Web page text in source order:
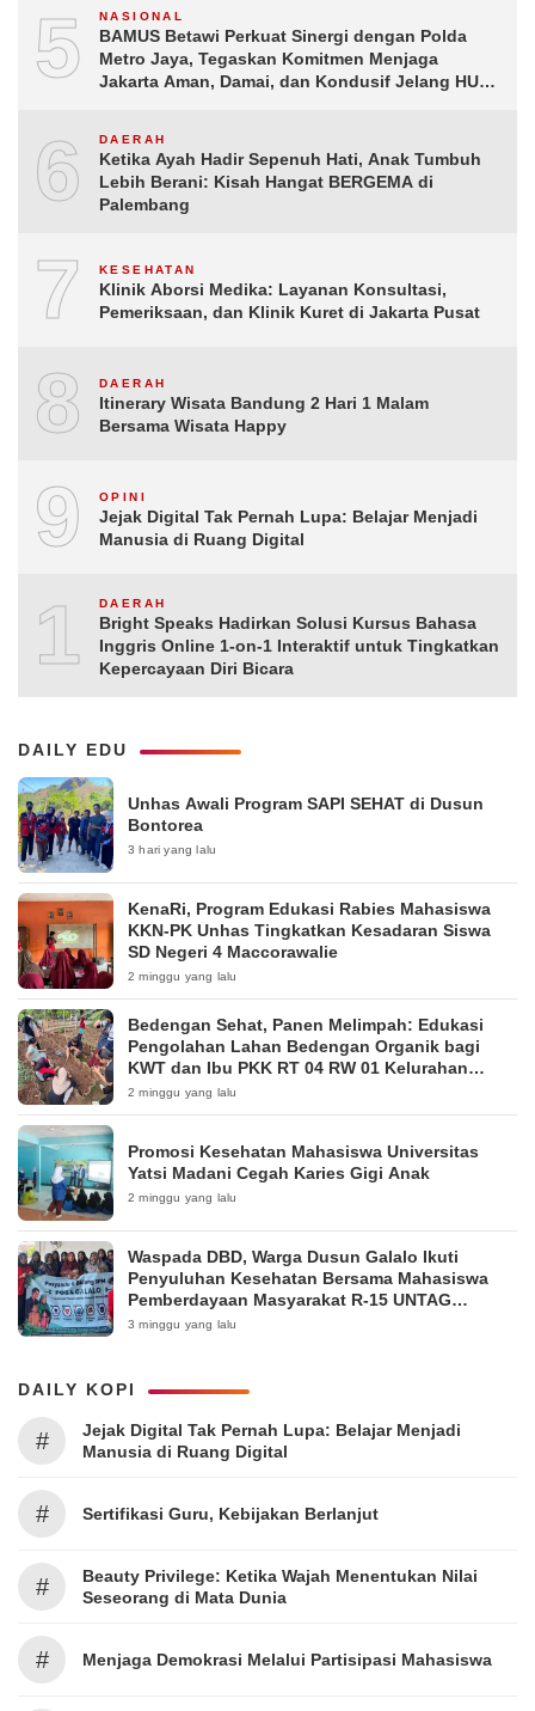
5 NASIONAL
BAMUS Betawi Perkuat Sinergi dengan Polda
Metro Jaya, Tegaskan Komitmen Menjaga
Jakarta Aman, Damai, dan Kondusif Jelang HUT
6 DAERAH
Ketika Ayah Hadir Sepenuh Hati, Anak Tumbuh
Lebih Berani: Kisah Hangat BERGEMA di
Palembang
7 KESEHATAN
Klinik Aborsi Medika: Layanan Konsultasi,
Pemeriksaan, dan Klinik Kuret di Jakarta Pusat
8 DAERAH
Itinerary Wisata Bandung 2 Hari 1 Malam
Bersama Wisata Happy
9 OPINI
Jejak Digital Tak Pernah Lupa: Belajar Menjadi
Manusia di Ruang Digital
10DAERAH
Bright Speaks Hadirkan Solusi Kursus Bahasa
Inggris Online 1-on-1 Interaktif untuk Tingkatkan
Kepercayaan Diri Bicara
DAILY EDU
Unhas Awali Program SAPI SEHAT di Dusun
Bontorea
3 hari yang lalu
KenaRi, Program Edukasi Rabies Mahasiswa
KKN-PK Unhas Tingkatkan Kesadaran Siswa
SD Negeri 4 Maccorawalie
2 minggu yang lalu
Bedengan Sehat, Panen Melimpah: Edukasi
Pengolahan Lahan Bedengan Organik bagi
KWT dan Ibu PKK RT 04 RW 01 Kelurahan
Pakintelan
2 minggu yang lalu
Promosi Kesehatan Mahasiswa Universitas
Yatsi Madani Cegah Karies Gigi Anak
2 minggu yang lalu
Waspada DBD, Warga Dusun Galalo Ikuti
Penyuluhan Kesehatan Bersama Mahasiswa
Pemberdayaan Masyarakat R-15 UNTAG
Surabaya 2026
3 minggu yang lalu
DAILY KOPI
#
Jejak Digital Tak Pernah Lupa: Belajar Menjadi
Manusia di Ruang Digital
# Sertifikasi Guru, Kebijakan Berlanjut
#
Beauty Privilege: Ketika Wajah Menentukan Nilai
Seseorang di Mata Dunia
# Menjaga Demokrasi Melalui Partisipasi Mahasiswa